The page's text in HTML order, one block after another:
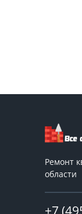
Ремонт
области
+7